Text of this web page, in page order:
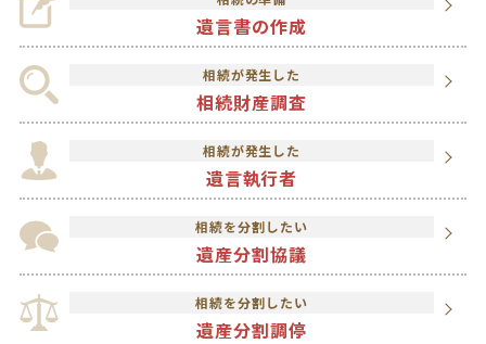
遺言書の作成
相続が発生した
相続財産調査
相続が発生した
遺言執行者
相続を分割したい
遺産分割協議
相続を分割したい
遺産分割調停